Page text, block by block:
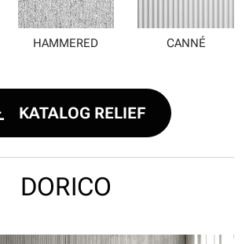
HAMMERED CANNÉ
KATALOG RELIEF
DORICO